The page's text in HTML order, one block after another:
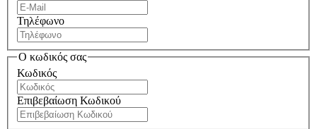
Τηλέφωνο
Ο κωδικός σας
Κωδικός
Επιβεβαίωση Κωδικού